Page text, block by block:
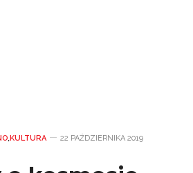
,KULTURA 22 PAŹDZIERNIKA 2019